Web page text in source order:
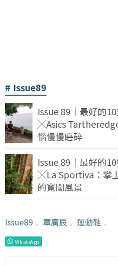
Issue89
Issue 89｜最好的
╳Asics
惱慢慢磨碎
Issue 89｜最好的
╳La Sportiva：攀
的寬闊風景
Issue89 ﹒ 章廣辰 ﹒ 運動鞋 ﹒
WhatsApp